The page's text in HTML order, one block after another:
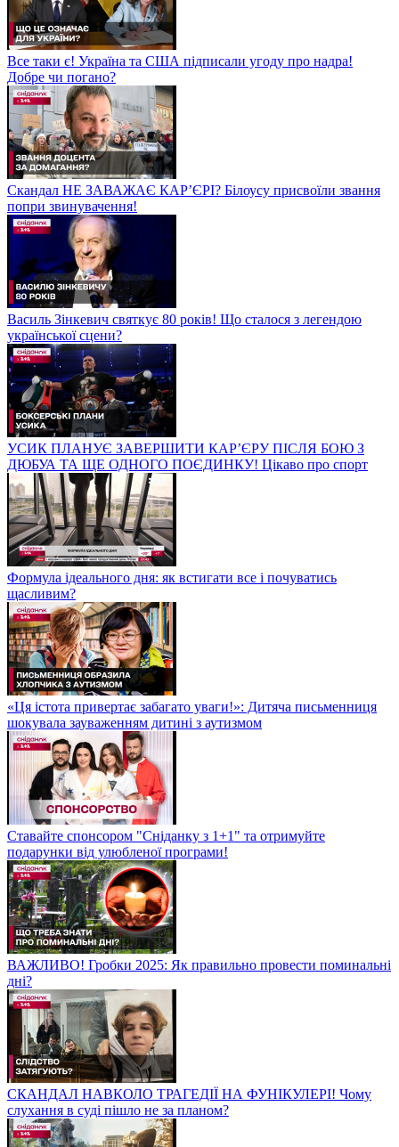
Все таки є! Україна та США підписали угоду про надра!
Добре чи погано?
Скандал НЕ ЗАВАЖАЄ КАР’ЄРІ? Білоусу присвоїли звання
попри звинувачення!
Василь Зінкевич святкує 80 років! Що сталося з легендою
української сцени?
УСИК ПЛАНУЄ ЗАВЕРШИТИ КАР’ЄРУ ПІСЛЯ БОЮ З
ДЮБУА ТА ЩЕ ОДНОГО ПОЄДИНКУ! Цікаво про спорт
Формула ідеального дня: як встигати все і почуватись
щасливим?
«Ця істота привертає забагато уваги!»: Дитяча письменниця
шокувала зауваженням дитині з аутизмом
Ставайте спонсором "Сніданку з 1+1" та отримуйте
подарунки від улюбленої програми!
ВАЖЛИВО! Гробки 2025: Як правильно провести поминальні
дні?
СКАНДАЛ НАВКОЛО ТРАГЕДІЇ НА ФУНІКУЛЕРІ! Чому
слухання в суді пішло не за планом?